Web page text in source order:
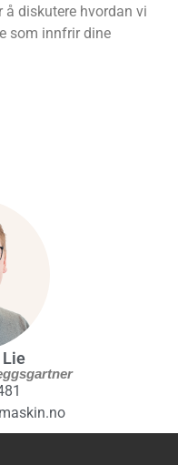
diskutere hvordan vi
som innfrir dine
Lie